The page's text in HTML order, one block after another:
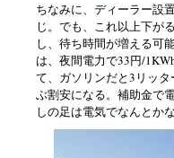
ちなみに、ディーラー設
じ。でも、これ以上下が
し、待ち時間が増える可
は、夜間電力で33円/
て、ガソリンだと3リッ
ぶ割安になる。補助金で
しの足は電気でなんとか